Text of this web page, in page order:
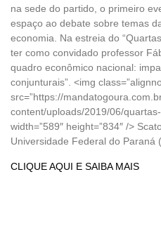
na sede do partido, o primeiro
espaço ao debate sobre temas
economia. Na estreia do
ter como convidado professor
quadro econômico nacional:
conjunturais”. <img
src=”https://
content/uploads/2019/06/
width=”589″ height=”834″ />
Universidade Federal do Paraná
CLIQUE AQUI E SAIBA MAIS